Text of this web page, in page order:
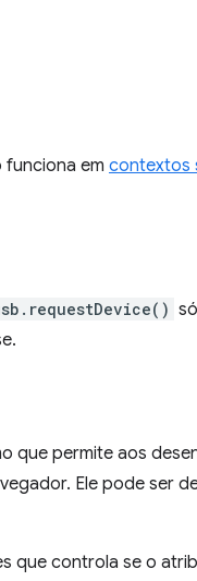
funciona em contextos
que permite aos
Ele pode ser
que controla se o